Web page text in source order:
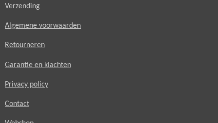
Verzending
Algemene voorwaarden
Retourneren
Garantie en klachten
Privacy policy
Contact